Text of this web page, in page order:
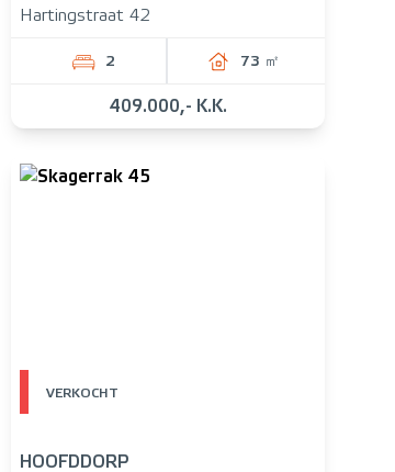
Hartingstraat 42
2 73 ㎡
409.000,- K.K.
VERKOCHT
HOOFDDORP